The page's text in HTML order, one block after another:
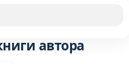
автора